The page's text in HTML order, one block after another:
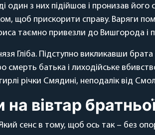
один з них підійшов і пронизав
щоб прискорити справу. Варяги
таємно привезли до Вишгорода і
Гліба. Підступно викликавши
смерть батька і лиходійське
річки Смядині, неподалік від
вівтар
сенс в тому, щоб ось так – без